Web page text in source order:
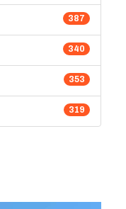
387
340
353
319